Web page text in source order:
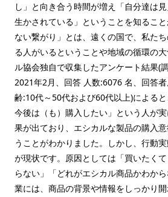
し」と向き合う時間が増え「自分達は
生かされている」ということを知るこ
ない繋がり」とは、遠くの国で、私た
る人がいるということや地域の循環の
ル協会独自で収集したアンケート結果(
2021年2月、回答 人数:6076 名、回答
齢:10代～50代および60代以上)による
今後は（も）購入したい」という人が
果が出ており、エシカルな製品の購入
うことがわかりました。しかし、行動
が現状です。原因としては「買いたく
らない」「どれがエシカル商品かわか
業には、商品の背景や情報をしっかり